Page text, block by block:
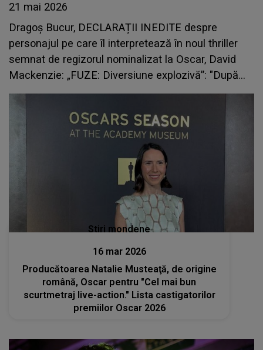
21 mai 2026
Dragoș Bucur, DECLARAȚII INEDITE despre
personajul pe care îl interpretează în noul thriller
semnat de regizorul nominalizat la Oscar, David
Mackenzie: „FUZE: Diversiune explozivă”: "După
câteva discutii în care i-am povestit regizorului
despre..."
Stiri mondene
16 mar 2026
Producătoarea Natalie Musteaţă, de origine
română, Oscar pentru "Cel mai bun
scurtmetraj live-action." Lista castigatorilor
premiilor Oscar 2026